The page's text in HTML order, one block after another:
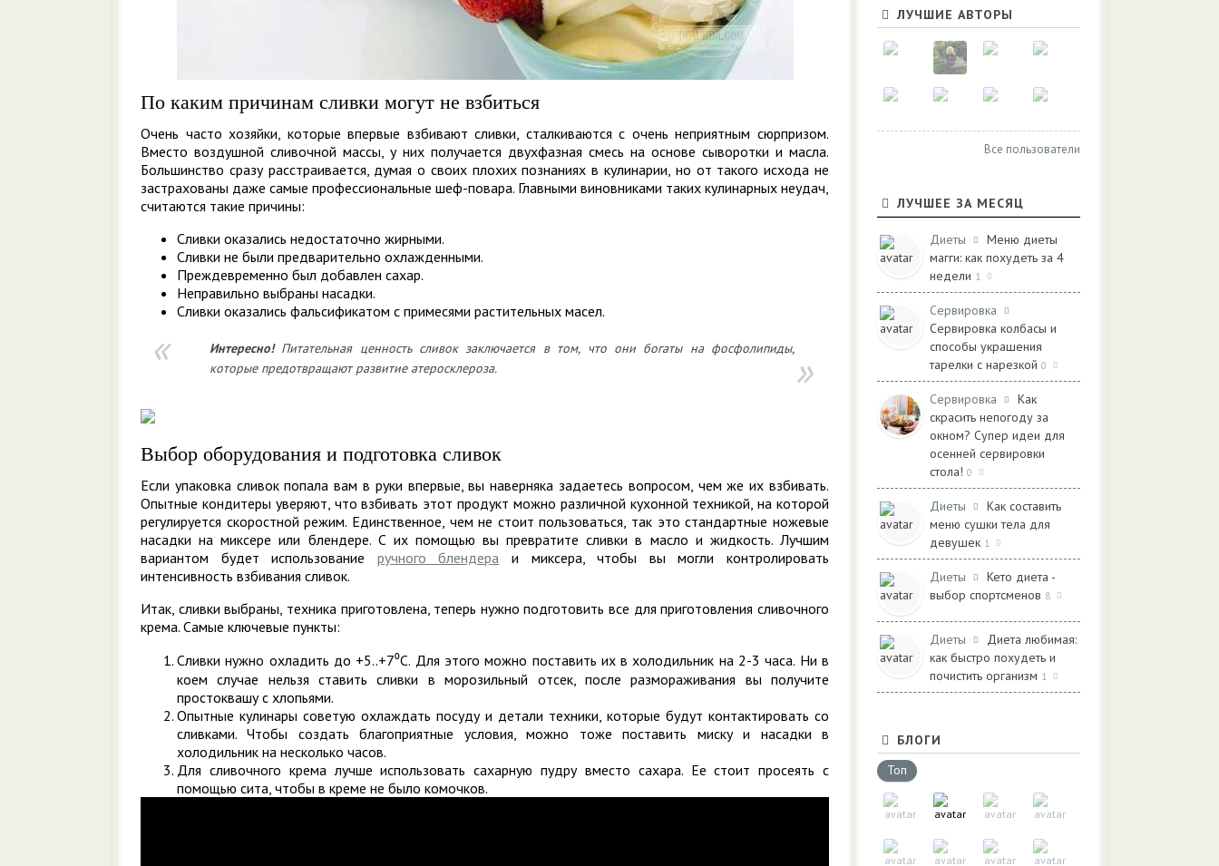
По каким причинам сливки могут не взбиться
Очень часто хозяйки, которые впервые взбивают сливки, сталкиваются с очень неприятным сюрпризом.
Вместо воздушной сливочной массы, у них получается двухфазная смесь на основе сыворотки и масла.
Большинство сразу расстраивается, думая о своих плохих познаниях в кулинарии, но от такого исхода не
застрахованы даже самые профессиональные шеф-повара. Главными виновниками таких кулинарных неудач,
считаются такие причины:
Сливки оказались недостаточно жирными.
Сливки не были предварительно охлажденными.
Преждевременно был добавлен сахар.
Неправильно выбраны насадки.
Сливки оказались фальсификатом с примесями растительных масел.
Интересно!Питательная ценность сливок заключается в том, что они богаты на фосфолипиды,
которые предотвращают развитие атеросклероза.
Выбор оборудования и подготовка сливок
Если упаковка сливок попала вам в руки впервые, вы наверняка задаетесь вопросом, чем же их взбивать.
Опытные кондитеры уверяют, что взбивать этот продукт можно различной кухонной техникой, на которой
регулируется скоростной режим. Единственное, чем не стоит пользоваться, так это стандартные ножевые
насадки на миксере или блендере. С их помощью вы превратите сливки в масло и жидкость. Лучшим
вариантом будет использование ручного блендера и миксера, чтобы вы могли контролировать
интенсивность взбивания сливок.
Итак, сливки выбраны, техника приготовлена, теперь нужно подготовить все для приготовления сливочного
крема. Самые ключевые пункты:
Сливки нужно охладить до +5..+7⁰С. Для этого можно поставить их в холодильник на 2-3 часа. Ни в
коем случае нельзя ставить сливки в морозильный отсек, после размораживания вы получите
простоквашу с хлопьями.
Опытные кулинары советую охлаждать посуду и детали техники, которые будут контактировать со
сливками. Чтобы создать благоприятные условия, можно тоже поставить миску и насадки в
холодильник на несколько часов.
Для сливочного крема лучше использовать сахарную пудру вместо сахара. Ее стоит просеять с
помощью сита, чтобы в креме не было комочков.
ЛУЧШИЕ АВТОРЫ
Все пользователи
ЛУЧШЕЕ ЗА МЕСЯЦ
Диеты
Меню диеты
магги: как похудеть за 4
недели 1
Сервировка
Сервировка колбасы и
способы украшения
тарелки с нарезкой 0
Сервировка
Как
скрасить непогоду за
окном? Супер идеи для
осенней сервировки
стола! 0
Диеты
Как составить
меню сушки тела для
девушек 1
Диеты
Кето диета -
выбор спортсменов 8
Диеты
Диета любимая:
как быстро похудеть и
почистить организм 1
БЛОГИ
Топ